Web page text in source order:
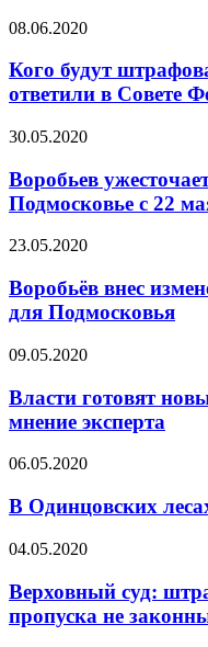
08.06.2020
Кого будут
ответили в Совете
30.05.2020
Воробьев
Подмосковье с 22
23.05.2020
Воробьёв внес
для Подмосковья
09.05.2020
Власти готовят
мнение эксперта
06.05.2020
В Одинцовских
04.05.2020
Верховный суд:
пропуска не